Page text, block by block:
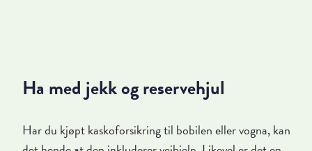
Ha med jekk og reservehjul
Har du kjøpt kaskoforsikring til bobilen eller vogna, kan